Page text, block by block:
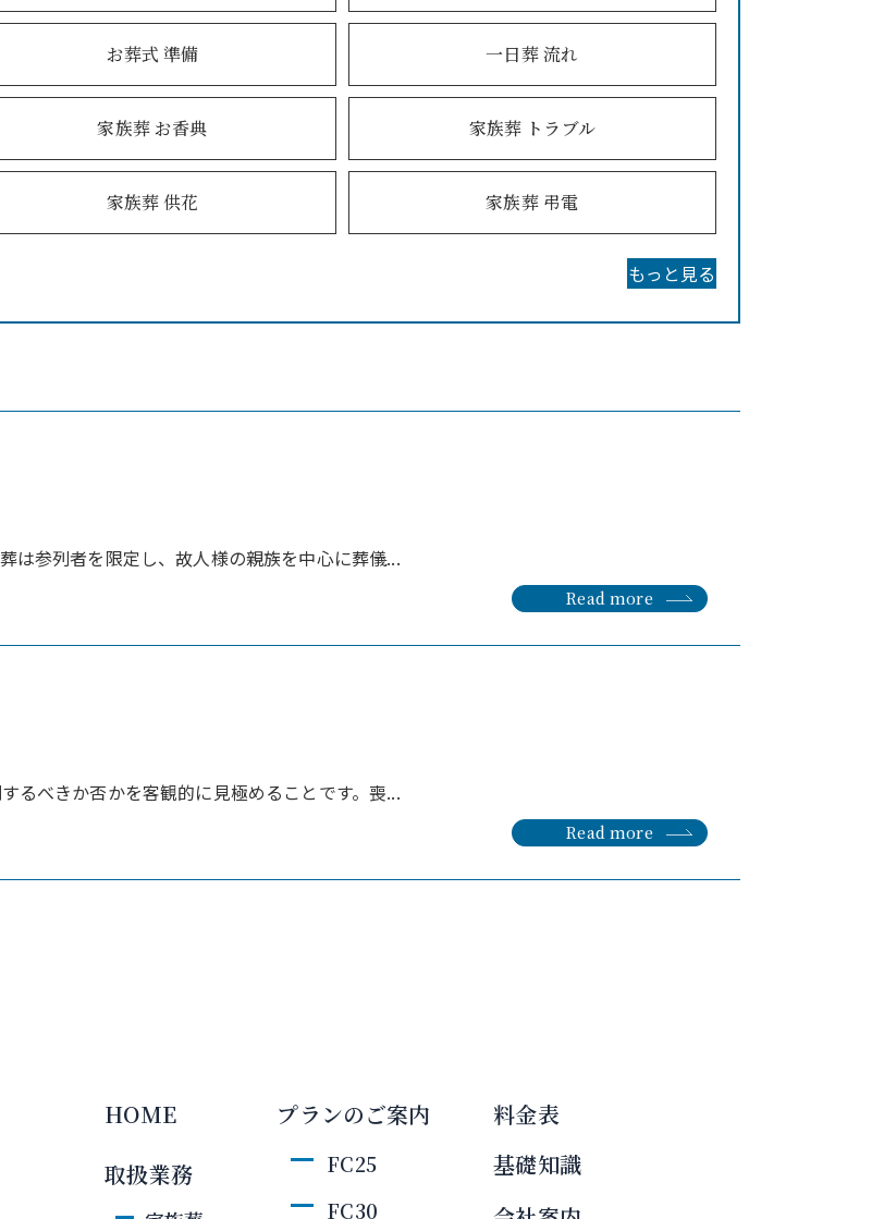
お葬式 準備 一日葬 流れ
家族葬 お香典 家族葬 トラブル
家族葬 供花 家族葬 弔電
もっと見る
は参列者を限定し、故人様の親族を中心に葬儀...
Read more
るべきか否かを客観的に見極めることです。喪...
Read more
HOME
取扱業務
プランのご案内
FC25
FC30
料金表
基礎知識